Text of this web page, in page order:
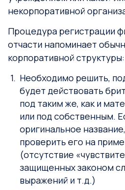
некорпоративной
Процедура регистрации
отчасти напоминает
корпоративной структуры:
Необходимо решить,
будет действовать
под таким же, как и
или под собственным.
оригинальное
проверить его на
(отсутствие
защищенных законом
выражений и т.д.)